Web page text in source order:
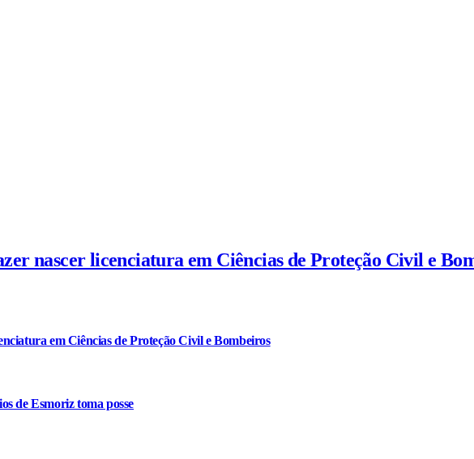
nascer licenciatura em Ciências de Proteção Civil e
em Ciências de Proteção Civil e Bombeiros
de Esmoriz toma posse